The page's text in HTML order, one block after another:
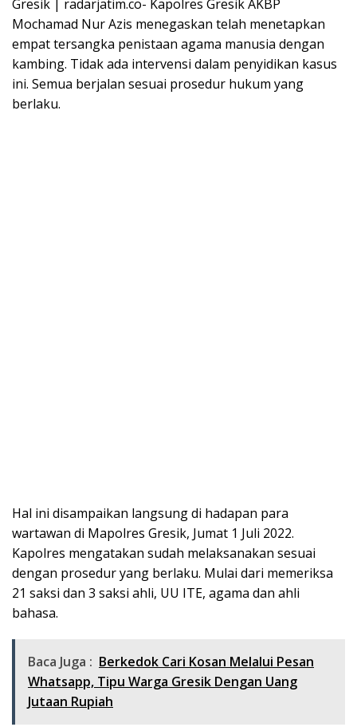
Gresik | radarjatim.co- Kapolres Gresik AKBP
Mochamad Nur Azis menegaskan telah menetapkan
empat tersangka penistaan agama manusia dengan
kambing. Tidak ada intervensi dalam penyidikan kasus
ini. Semua berjalan sesuai prosedur hukum yang
berlaku.
Hal ini disampaikan langsung di hadapan para
wartawan di Mapolres Gresik, Jumat 1 Juli 2022.
Kapolres mengatakan sudah melaksanakan sesuai
dengan prosedur yang berlaku. Mulai dari memeriksa
21 saksi dan 3 saksi ahli, UU ITE, agama dan ahli
bahasa.
Baca Juga : Berkedok Cari Kosan Melalui Pesan
Whatsapp, Tipu Warga Gresik Dengan Uang
Jutaan Rupiah